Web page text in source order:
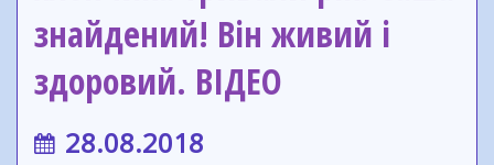
знайдений! Він живий і
здоровий. ВІДЕО
28.08.2018